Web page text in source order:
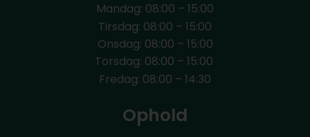
Mandag: 08:00 – 15:00
Tirsdag: 08:00 – 15:00
Onsdag: 08:00 – 15:00
Torsdag: 08:00 – 15:00
Fredag: 08:00 – 14:30
Ophold